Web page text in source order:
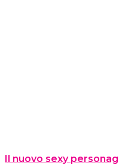
Il nuovo sexy